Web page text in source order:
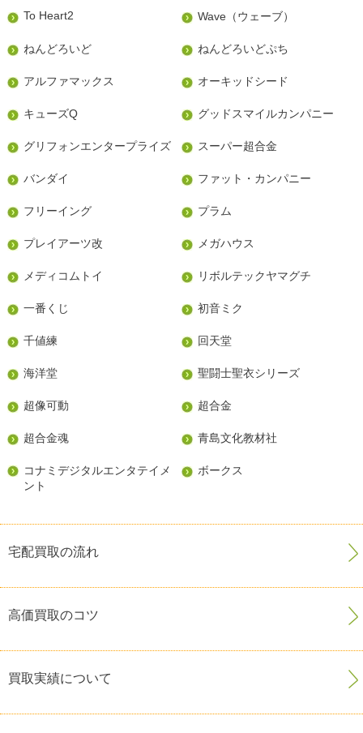
To Heart2 Wave（ウェーブ）
ねんどろいど ねんどろいどぷち
アルファマックス オーキッドシード
キューズQ グッドスマイルカンパニー
グリフォンエンタープライズ スーパー超合金
バンダイ ファット・カンパニー
フリーイング プラム
プレイアーツ改 メガハウス
メディコムトイ リボルテックヤマグチ
一番くじ 初音ミク
千値練 回天堂
海洋堂 聖闘士聖衣シリーズ
超像可動 超合金
超合金魂 青島文化教材社
コナミデジタルエンタテイメ
ント
ボークス
宅配買取の流れ
高価買取のコツ
買取実績について